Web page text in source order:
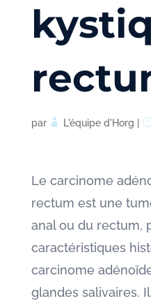
par L'équipe d'Horg
Le carcinome
rectum est une
anal ou du rectum,
caractéristiques
carcinome
glandes salivaires.